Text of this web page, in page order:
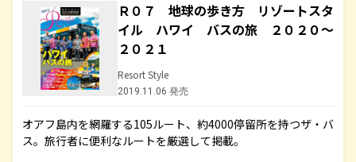
Ｒ０７ 地球の歩き方 リゾートスタ
イル ハワイ バスの旅 ２０２０～
２０２１
Resort Style
2019.11.06 発売
オアフ島内を網羅する105ルート、約4000停留所を持つザ・バ
ス。旅行者に便利なルートを厳選して掲載。